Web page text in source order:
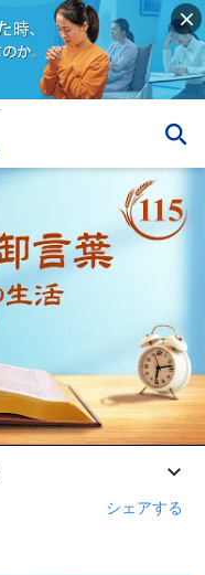
シェアする